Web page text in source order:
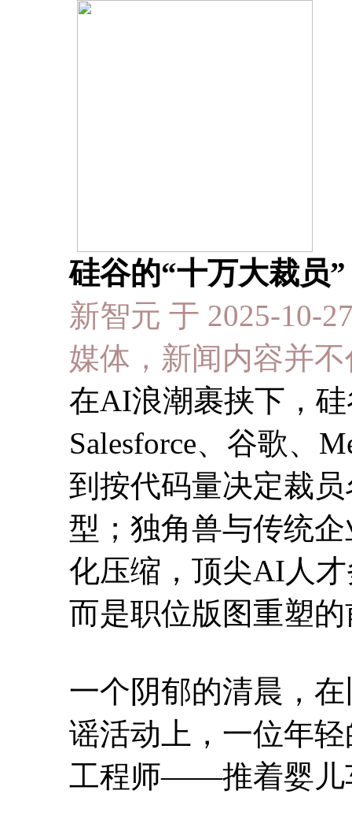
硅谷的“十万大裁员
新智元 于 2025-10-
媒体，新闻内容并
在AI浪潮裹挟下，
Salesforce、谷歌、
到按代码量决定裁
型；独角兽与传统
化压缩，顶尖AI人
而是职位版图重塑
一个阴郁的清晨，在
谣活动上，一位年
工程师——推着婴儿